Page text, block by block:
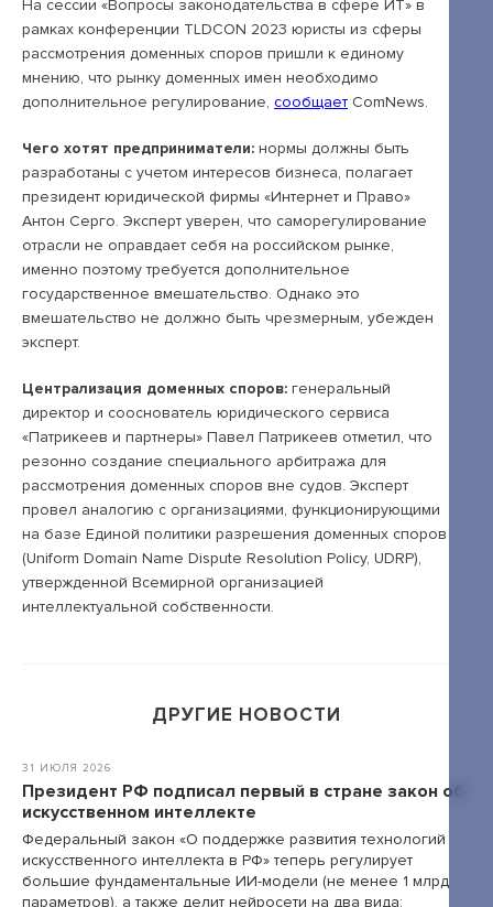
IPQuorum.Музыка
Пользовательское соглашение
Сведения об образовательной организации
Договор-оферта
Согласие на обработку персональных
данных для регистрации на сайте
Согласие на обработку персональных
Политика обработки персональных данных
Положение об антикоррупционной
политике
+7 495 789-00-47
На сессии «Вопросы законодательства в сфере ИТ» в
рамках конференции TLDCON 2023 юристы из сферы
рассмотрения доменных споров пришли к единому
мнению, что рынку доменных имен необходимо
дополнительное регулирование, сообщает ComNews.
Чего хотят предприниматели: нормы должны быть
разработаны с учетом интересов бизнеса, полагает
президент юридической фирмы «Интернет и Право»
Антон Серго. Эксперт уверен, что саморегулирование
отрасли не оправдает себя на российском рынке,
именно поэтому требуется дополнительное
государственное вмешательство. Однако это
вмешательство не должно быть чрезмерным, убежден
эксперт.
Централизация доменных споров: генеральный
директор и сооснователь юридического сервиса
«Патрикеев и партнеры» Павел Патрикеев отметил, что
резонно создание специального арбитража для
рассмотрения доменных споров вне судов. Эксперт
провел аналогию с организациями, функционирующими
на базе Единой политики разрешения доменных споров
(Uniform Domain Name Dispute Resolution Policy, UDRP),
утвержденной Всемирной организацией
интеллектуальной собственности.
ДРУГИЕ НОВОСТИ
31 ИЮЛЯ 2026
Президент РФ подписал первый в стране закон об
искусственном интеллекте
Федеральный закон «О поддержке развития технологий
искусственного интеллекта в РФ» теперь регулирует
большие фундаментальные ИИ-модели (не менее 1 млрд
параметров), а также делит нейросети на два вида: